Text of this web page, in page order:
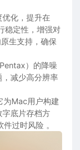
化，提升在
稳定性，增强对
生支持，确保
）的降噪
减少高分辨率
为Mac用户构建
底片存档方
过时风险 。